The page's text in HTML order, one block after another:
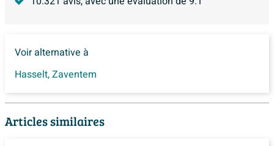
Voir alternative à
Hasselt,Zaventem
Articles similaires